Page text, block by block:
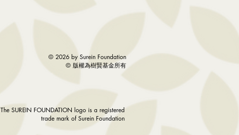
© 2026 by Surein Foundation
© 版權為樹賢基金所有
The SUREIN FOUNDATION logo is a registered
trade mark of Surein Foundation